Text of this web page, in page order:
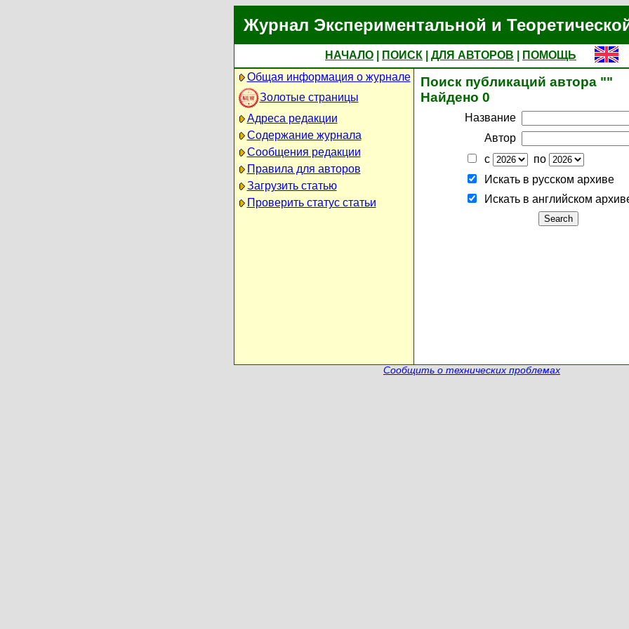
Журнал Экспериментальной и
НАЧАЛО ПОИСК ДЛЯ АВТОРОВ
ПОМОЩЬ
Общая информация о журнале
Золотые страницы
Адреса редакции
Содержание журнала
Сообщения редакции
Правила для авторов
Загрузить статью
Проверить статус статьи
Поиск публикаций автора ""
Найдено 0
Название
Автор
с
по
Искать в русском архиве
Искать в английском
Сообщить о технических проблемах